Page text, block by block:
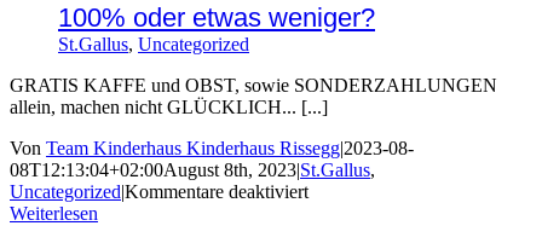
100% oder etwas weniger?
St.Gallus, Uncategorized
GRATIS KAFFE und OBST, sowie SONDERZAHLUNGEN
allein, machen nicht GLÜCKLICH... [...]
Von Team Kinderhaus Kinderhaus Rissegg|2023-08-
08T12:13:04+02:00August 8th, 2023|St.Gallus,
Uncategorized|Kommentare deaktiviertfür
Weiterlesen